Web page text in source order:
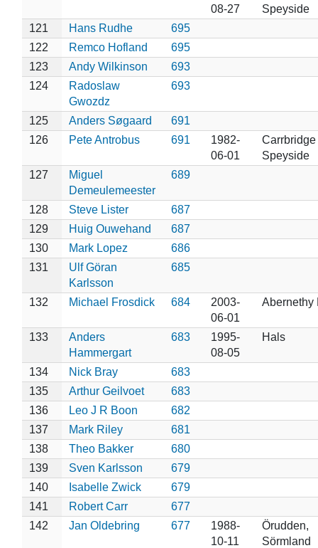
08-27
Speyside
121
Hans Rudhe
695
122
Remco Hofland
695
123
Andy Wilkinson
693
124
Radoslaw
Gwozdz
693
125 Anders Søgaard
691
126
Pete Antrobus 691
1982-
06-01
Carrbridge
Speyside
127
Miguel
Demeulemeester
689
128 Steve Lister
687
129
Huig Ouwehand
687
130
Mark Lopez
686
131
Ulf Göran
Karlsson
685
132 Michael Frosdick 684
2003-
06-01
Abernethy
133
Anders
Hammergart
683
1995-
08-05
Hals
134 Nick Bray
683
135
Arthur Geilvoet
683
136
Leo J R Boon
682
137
Mark Riley
681
138
Theo Bakker
680
139
Sven Karlsson
679
140
Isabelle Zwick
679
141
Robert Carr
677
142
Jan Oldebring 677
1988-
10-11
Örudden,
Sörmland